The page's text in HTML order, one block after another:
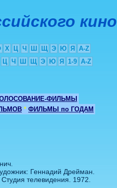
кино
Х Ц Ч Ш Щ Э Ю Я
A-Z
Ц Ч Ш Щ Э Ю Я 1-9 A-Z
ФИЛЬМЫ
* ФИЛЬМЫ по ГОДАМ
Геннадий Дрейман.
телевидения. 1972.